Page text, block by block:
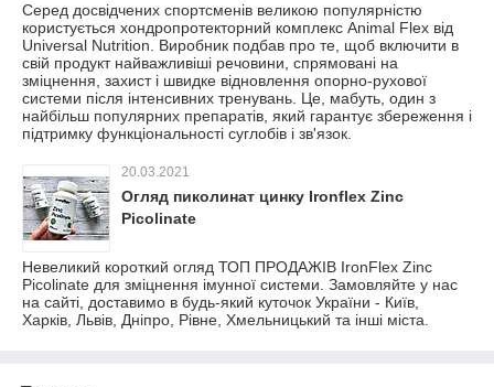
Серед досвідчених спортсменів великою популярністю
користується хондропротекторний комплекс Animal Flex від
Universal Nutrition. Виробник подбав про те, щоб включити в
свій продукт найважливіші речовини, спрямовані на
зміцнення, захист і швидке відновлення опорно-рухової
системи після інтенсивних тренувань. Це, мабуть, один з
найбільш популярних препаратів, який гарантує збереження і
підтримку функціональності суглобів і зв'язок.
20.03.2021
Огляд пиколинат цинку Ironflex Zinc
Picolinate
Невеликий короткий огляд ТОП ПРОДАЖІВ IronFlex Zinc
Picolinate для зміцнення імунної системи. Замовляйте у нас
на сайті, доставимо в будь-який куточок України - Київ,
Харків, Львів, Дніпро, Рівне, Хмельницький та інші міста.